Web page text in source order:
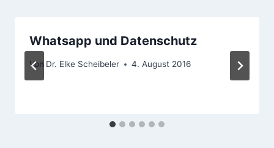
Whatsapp und Datenschutz
Von Dr. Elke Scheibeler 4. August 2016